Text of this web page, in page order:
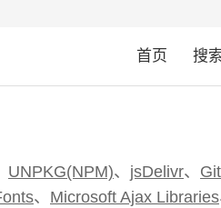
首页 搜
UNPKG(NPM)、 jsDelivr、
、 Microsoft Ajax Libraries